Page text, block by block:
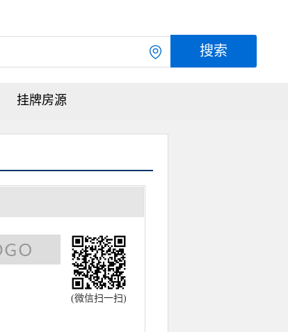
挂牌房源
(微信扫一扫)